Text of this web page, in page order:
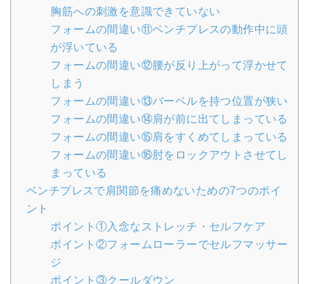
胸筋への刺激を意識できていない
フォームの間違い⑪ベンチプレスの動作中に頭
が浮いている
フォームの間違い⑫腰が反り上がって浮かせて
しまう
フォームの間違い⑬バーベルを持つ位置が狭い
フォームの間違い⑭肩が前に出てしまっている
フォームの間違い⑮肩をすくめてしまっている
フォームの間違い⑯肘をロックアウトさせてし
まっている
ベンチプレスで肩関節を痛めないための7つのポイ
ント
ポイント①入念なストレッチ・セルフケア
ポイント②フォームローラーでセルフマッサー
ジ
ポイント③クールダウン